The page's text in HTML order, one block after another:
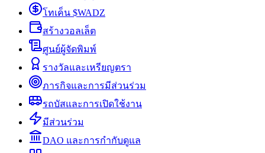
โทเค็น $WADZ
สร้างวอลเล็ต
ศูนย์ผู้จัดพิมพ์
รางวัลและเหรียญตรา
ภารกิจและการมีส่วนร่วม
รถบัสและการเปิดใช้งาน
มีส่วนร่วม
DAO และการกำกับดูแล